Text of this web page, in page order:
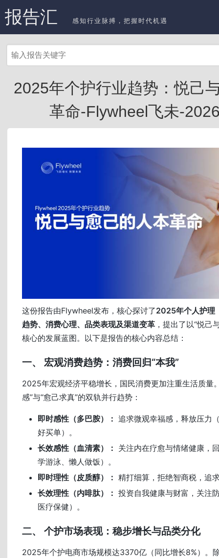
报告汇 感知行业脉搏，把握时代机遇
2025年个护行业趋势：悦己
革命-Flywheel飞未-
这份报告由Flywheel发布，核心探讨了2025年个人护理
趋势、消费心理、品类表现及渠道变革 ，提出了以“悦己
核心的发展蓝图。以下是报告的核心内容总结：
一、 宏观消费趋势：消费回归“本我”
2025年宏观经济平稳增长，国民消费更加注重生活质量
感”与“愈己求真”的双轨并行趋势：
即时感性（多巴胺）： 追求微观幸福感，释放压力
好买单）。
长效感性（血清素）： 关注内在疗愈与情绪健康，
学游泳、懒人做饭）。
即时理性（皮质醇）： 精打细算，拒绝智商税，追
长效理性（内啡肽）： 投资自我健康与财富，关注
医疗保健）。
二、 个护市场表现：稳步增长与品类分化
2025年个护电商市场规模达3370亿（同比增长8%）。